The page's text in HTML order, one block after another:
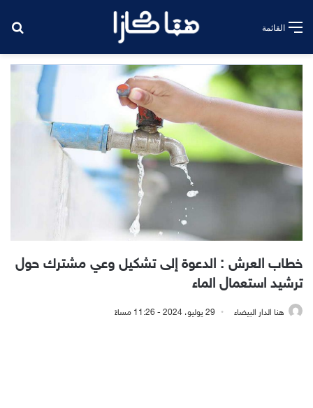
القائمة
خطاب العرش : الدعوة إلى تشكيل وعي مشترك حول
ترشيد استعمال الماء
هنا الدار البيضاء 29 يوليو، 2024 - 11:26 مساءً